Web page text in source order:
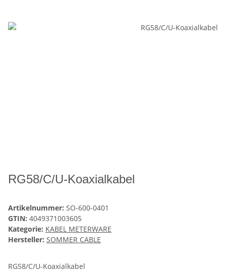
RG58/C/U-Koaxialkabel
Artikelnummer: SO-600-0401
GTIN: 4049371003605
Kategorie: KABEL METERWARE
Hersteller: SOMMER CABLE
RG58/C/U-Koaxialkabel